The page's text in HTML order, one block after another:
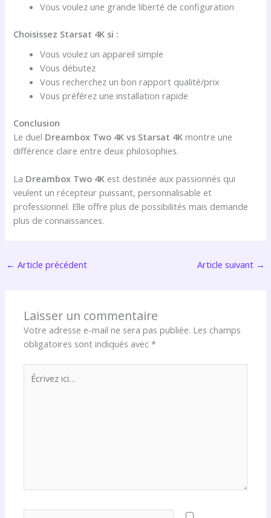
Vous voulez une grande liberté de configuration
Choisissez Starsat 4K si :
Vous voulez un appareil simple
Vous débutez
Vous recherchez un bon rapport qualité/prix
Vous préférez une installation rapide
Conclusion
Le duel Dreambox Two 4K vs Starsat 4K montre une
différence claire entre deux philosophies.
La Dreambox Two 4K est destinée aux passionnés qui
veulent un récepteur puissant, personnalisable et
professionnel. Elle offre plus de possibilités mais demande
plus de connaissances.
← Article précédent Article suivant →
Laisser un commentaire
Votre adresse e-mail ne sera pas publiée. Les champs
obligatoires sont indiqués avec*
Écrivez
ici…